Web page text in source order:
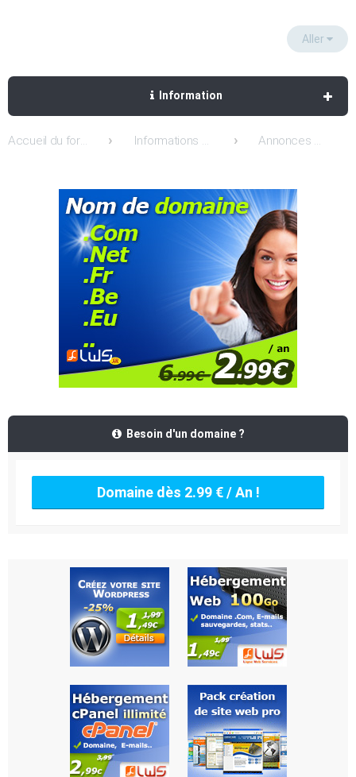
Aller
Information
Accueil du forum Informations Hebergeur-Discount.com & lws Annonces & nouveautés Hebergeur-Discount & Lws
Besoin d'un domaine ?
Domaine dès 2.99 € / An !